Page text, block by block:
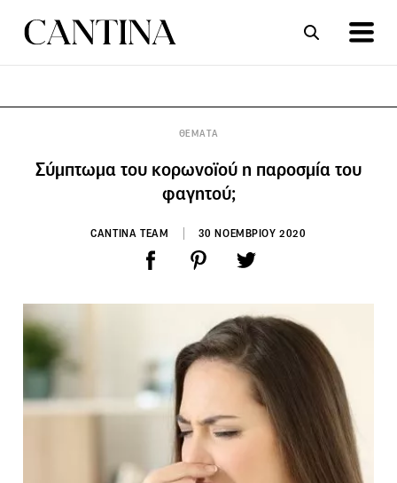
ΘΕΜΑΤΑ
Σύμπτωμα του κορωνοϊού η παροσμία του
φαγητού;
CANTINA TEAM 30 ΝΟΕΜΒΡΙΟΥ 2020